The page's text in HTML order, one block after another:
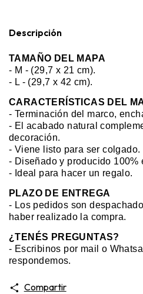
Descripción
TAMAÑO DEL MAPA
- M - (29,7 x 21 cm).
- L - (29,7 x 42 cm).
CARACTERÍSTICAS DEL
- Terminación del marco,
- El acabado natural
decoración.
- Viene listo para ser colgado.
- Diseñado y producido 100%
- Ideal para hacer un regalo.
PLAZO DE ENTREGA
- Los pedidos son
haber realizado la compra.
¿TENÉS PREGUNTAS?
- Escribinos por mail o
respondemos.
Compartir